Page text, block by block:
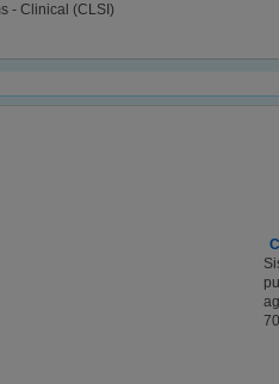
- Clinical (CLSI)